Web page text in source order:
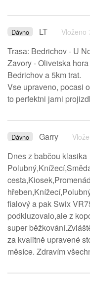
Dávno LT Vloženo
Trasa: Bedrichov - U
Zavory - Olivetska
Bedrichov a 5km trat.
Vse upraveno, pocasi
to perfektni jarni
Dávno Garry
Dnes z babčou klasika
fialový a pak Swix
podkluzovalo,ale z
super
za kvalitně upravené
měsíce. Zdravím